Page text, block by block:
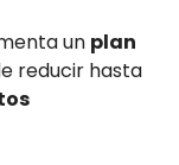
un plan
reducir hasta